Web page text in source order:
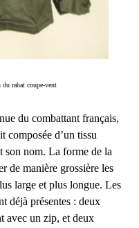
rabat coupe-vent
du combattant français,
composée d’un tissu
son nom. La forme de la
de manière grossière les
large et plus longue. Les
déjà présentes : deux
avec un zip, et deux